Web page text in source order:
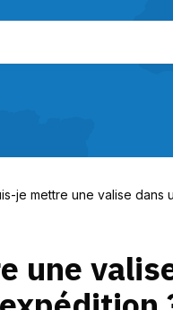
je mettre une valise dans
une